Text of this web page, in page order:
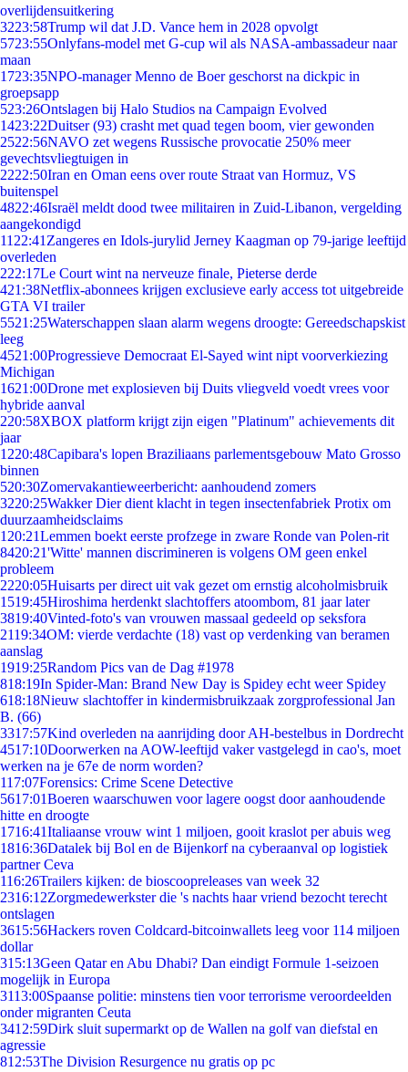
overlijdensuitkering
3223:58Trump wil dat J.D. Vance hem in 2028 opvolgt
5723:55Onlyfans-model met G-cup wil als NASA-ambassadeur naar
maan
1723:35NPO-manager Menno de Boer geschorst na dickpic in
groepsapp
523:26Ontslagen bij Halo Studios na Campaign Evolved
1423:22Duitser (93) crasht met quad tegen boom, vier gewonden
2522:56NAVO zet wegens Russische provocatie 250% meer
gevechtsvliegtuigen in
2222:50Iran en Oman eens over route Straat van Hormuz, VS
buitenspel
4822:46Israël meldt dood twee militairen in Zuid-Libanon, vergelding
aangekondigd
11 22:41 Zangeres en Idols-jurylid Jerney Kaagman op 79-jarige leeftijd
overleden
222:17Le Court wint na nerveuze finale, Pieterse derde
421:38Netflix-abonnees krijgen exclusieve early access tot uitgebreide
GTA VI trailer
5521:25Waterschappen slaan alarm wegens droogte: Gereedschapskist
leeg
4521:00Progressieve Democraat El-Sayed wint nipt voorverkiezing
Michigan
1621:00Drone met explosieven bij Duits vliegveld voedt vrees voor
hybride aanval
220:58XBOX platform krijgt zijn eigen "Platinum" achievements dit
jaar
1220:48Capibara's lopen Braziliaans parlementsgebouw Mato Grosso
binnen
520:30Zomervakantieweerbericht: aanhoudend zomers
3220:25Wakker Dier dient klacht in tegen insectenfabriek Protix om
duurzaamheidsclaims
1 20:21Lemmen boekt eerste profzege in zware Ronde van Polen-rit
8420:21'Witte' mannen discrimineren is volgens OM geen enkel
probleem
2220:05Huisarts per direct uit vak gezet om ernstig alcoholmisbruik
1519:45Hiroshima herdenkt slachtoffers atoombom, 81 jaar later
3819:40Vinted-foto's van vrouwen massaal gedeeld op seksfora
2119:34OM: vierde verdachte (18) vast op verdenking van beramen
aanslag
1919:25Random Pics van de Dag #1978
818:19In Spider-Man: Brand New Day is Spidey echt weer Spidey
618:18Nieuw slachtoffer in kindermisbruikzaak zorgprofessional Jan
B. (66)
3317:57Kind overleden na aanrijding door AH-bestelbus in Dordrecht
4517:10Doorwerken na AOW-leeftijd vaker vastgelegd in cao's, moet
werken na je 67e de norm worden?
117:07Forensics: Crime Scene Detective
5617:01Boeren waarschuwen voor lagere oogst door aanhoudende
hitte en droogte
1716:41Italiaanse vrouw wint 1 miljoen, gooit kraslot per abuis weg
1816:36Datalek bij Bol en de Bijenkorf na cyberaanval op logistiek
partner Ceva
116:26Trailers kijken: de bioscoopreleases van week 32
2316:12Zorgmedewerkster die 's nachts haar vriend bezocht terecht
ontslagen
3615:56Hackers roven Coldcard-bitcoinwallets leeg voor 114 miljoen
dollar
315:13Geen Qatar en Abu Dhabi? Dan eindigt Formule 1-seizoen
mogelijk in Europa
3113:00Spaanse politie: minstens tien voor terrorisme veroordeelden
onder migranten Ceuta
3412:59Dirk sluit supermarkt op de Wallen na golf van diefstal en
agressie
812:53The Division Resurgence nu gratis op pc